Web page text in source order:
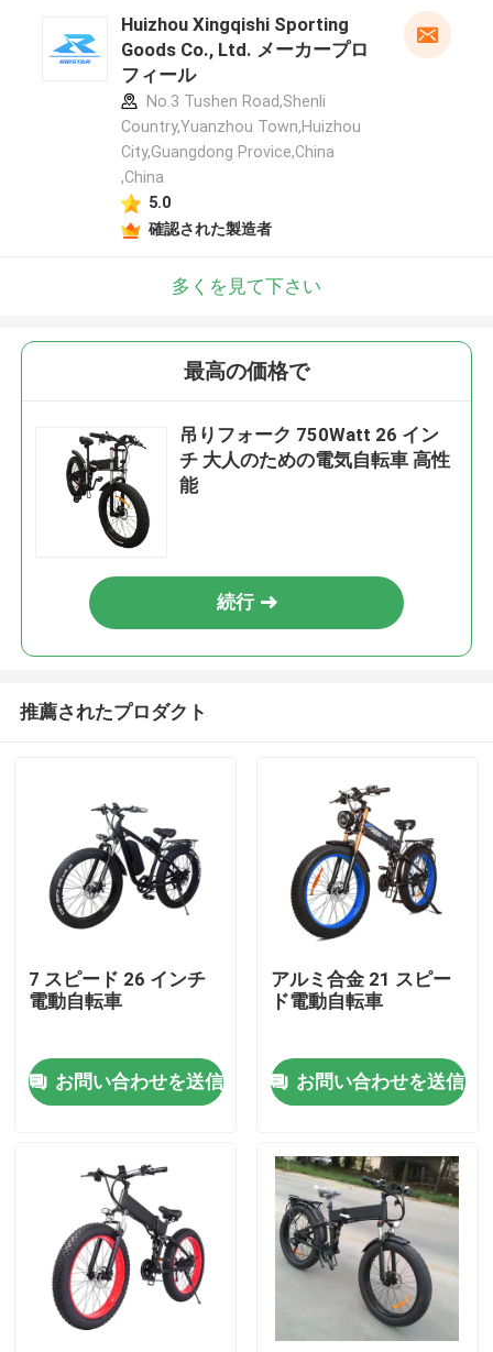
家
プロダクト
私たちに関しては
工場旅行
品質管理
引用を要求しなさい
Huizhou Xingqishi Sporting
Goods Co., Ltd. メーカープロ
フィール
No.3 Tushen Road,Shenli
Country,Yuanzhou Town,Huizhou
City,Guangdong Provice,China
,China
5.0
確認された製造者
多くを見て下さい
最高の価格で
吊りフォーク 750Watt 26 イン
チ 大人のための電気自転車 高性
能
続行
推薦されたプロダクト
7 スピード 26 インチ
電動自転車
お問い合わせを送信
アルミ合金 21 スピー
ド電動自転車
お問い合わせを送信